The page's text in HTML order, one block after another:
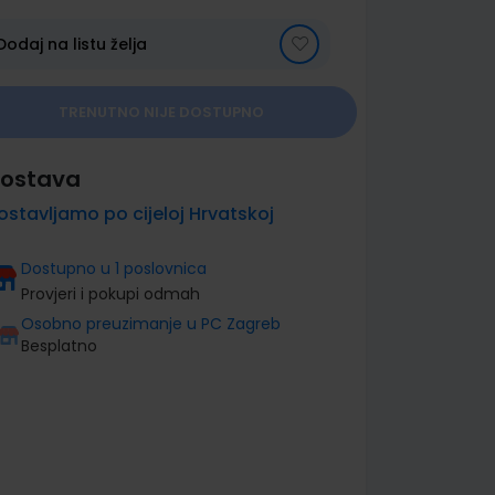
na listu želja
po cijeloj Hrvatskoj
Dostupno u 1 poslovnica
Provjeri i pokupi odmah
Osobno preuzimanje u PC Zagreb
Besplatno